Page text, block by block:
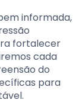
informada,
fortalecer
cada
do
para